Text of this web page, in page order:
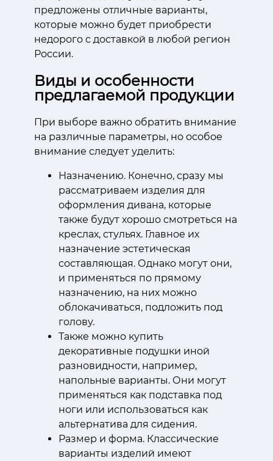
предложены отличные варианты,
которые можно будет приобрести
недорого с доставкой в любой регион
России.
Виды и особенности
предлагаемой продукции
При выборе важно обратить внимание
на различные параметры, но особое
внимание следует уделить:
Назначению. Конечно, сразу мы
рассматриваем изделия для
оформления дивана, которые
также будут хорошо смотреться на
креслах, стульях. Главное их
назначение эстетическая
составляющая. Однако могут они,
и применяться по прямому
назначению, на них можно
облокачиваться, подложить под
голову.
Также можно купить
декоративные подушки иной
разновидности, например,
напольные варианты. Они могут
применяться как подставка под
ноги или использоваться как
альтернатива для сидения.
Размер и форма. Классические
варианты изделий имеют